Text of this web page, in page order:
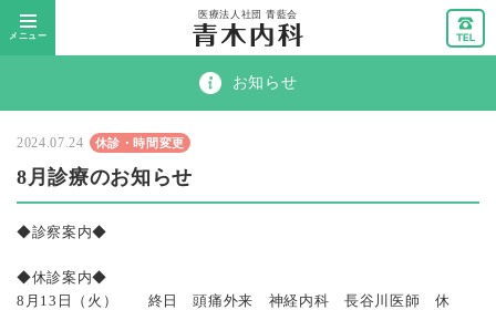
メニュー
お知らせ
2024.07.24 休診・時間変更
8月診療のお知らせ
◆診察案内◆
◆休診案内◆
8月13日（火） 終日 頭痛外来 神経内科 長谷川医師 休